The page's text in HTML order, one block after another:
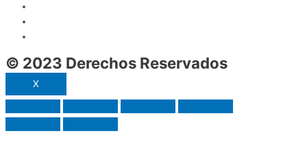
© 2023 Derechos Reservados
X